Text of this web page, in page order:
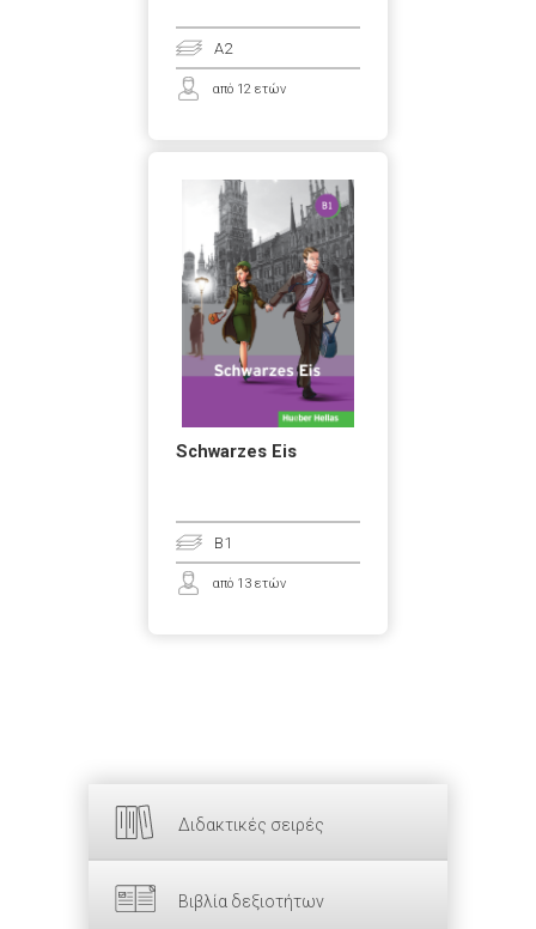
Διδακτικές σειρές
Βιβλία δεξιοτήτων
A2
από 12 ετών
Schwarzes Eis
B1
από 13 ετών